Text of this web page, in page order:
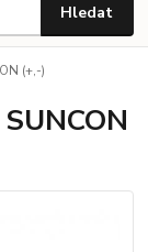
Hledat
(+,-)